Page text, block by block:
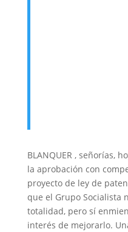
BLANQUER , señorías,
la aprobación con
proyecto de ley de
que el Grupo Socialista
totalidad, pero sí
interés de mejorarlo.